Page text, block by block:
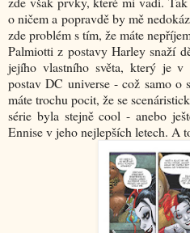
o ničem a popravdě by mě
zde problém s tím, že máte
Palmiotti z postavy Harley snaží
jejího vlastního světa, který je v
postav DC universe - což samo o
máte trochu pocit, že se
série byla stejně cool - anebo
Ennise v jeho nejlepších letech. A